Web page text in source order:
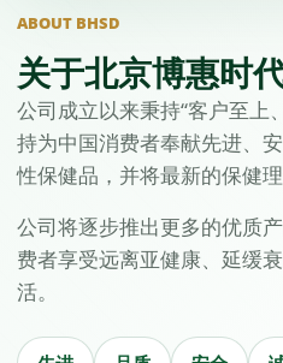
ABOUT BHSD
关于北京博惠时
公司成立以来秉持“客户至上
持为中国消费者奉献先进、
性保健品，并将最新的保健
公司将逐步推出更多的优质
费者享受远离亚健康、延缓
活。